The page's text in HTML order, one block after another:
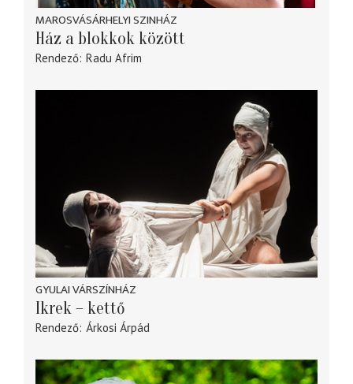
MAROSVÁSÁRHELYI SZINHÁZ
Ház a blokkok között
Rendező Radu Afrim
GYULAI VÁRSZÍNHÁZ
Ikrek – kettő
Rendező Árkosi Árpád